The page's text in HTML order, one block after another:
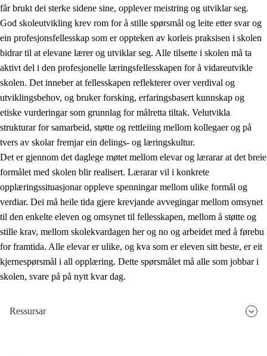
får brukt dei sterke sidene sine, opplever meistring og utviklar seg.
God skoleutvikling krev rom for å stille spørsmål og leite etter svar og
ein profesjonsfellesskap som er oppteken av korleis praksisen i skolen
bidrar til at elevane lærer og utviklar seg. Alle tilsette i skolen må ta
aktivt del i den profesjonelle læringsfellesskapen for å vidareutvikle
skolen. Det inneber at fellesskapen reflekterer over verdival og
utviklingsbehov, og bruker forsking, erfaringsbasert kunnskap og
etiske vurderingar som grunnlag for målretta tiltak. Velutvikla
strukturar for samarbeid, støtte og rettleiing mellom kollegaer og på
tvers av skolar fremjar ein delings- og læringskultur.
Det er gjennom det daglege møtet mellom elevar og lærarar at det breie
formålet med skolen blir realisert. Lærarar vil i konkrete
opplæringssituasjonar oppleve spenningar mellom ulike formål og
verdiar. Dei må heile tida gjere krevjande avvegingar mellom omsynet
til den enkelte eleven og omsynet til fellesskapen, mellom å støtte og
stille krav, mellom skolekvardagen her og no og arbeidet med å førebu
for framtida. Alle elevar er ulike, og kva som er eleven sitt beste, er eit
kjernespørsmål i all opplæring. Dette spørsmålet må alle som jobbar i
skolen, svare på på nytt kvar dag.
Ressursar